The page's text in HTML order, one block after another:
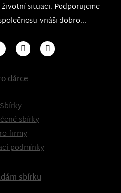
situaci. Podporujeme
vnáši dobro...
dárce
Sbírky
sbírky
firmy
podmínky
sbírku